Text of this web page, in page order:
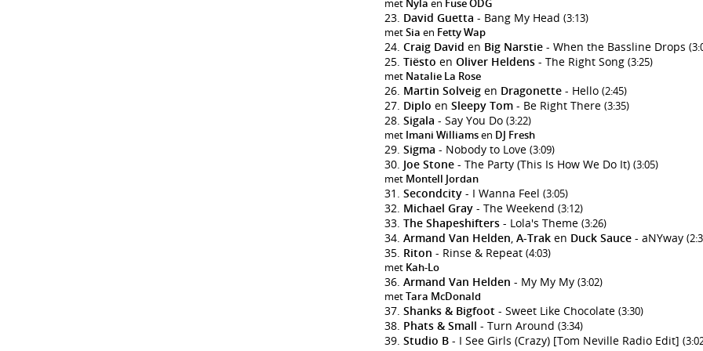
met Nyla en Fuse ODG
David Guetta - Bang My Head (3:13)
metSia en Fetty Wap
Craig David en Big Narstie - When the Bassline Drops
Tiësto en Oliver Heldens - The Right Song (3:25)
met Natalie La Rose
Martin Solveig en Dragonette - Hello (2:45)
Diplo en Sleepy Tom - Be Right There (3:35)
Sigala - Say You Do (3:22)
met Imani Williamsen DJ Fresh
Sigma - Nobody to Love (3:09)
Joe Stone - The Party (This Is How We Do It) (3:05)
met Montell Jordan
Secondcity - I Wanna Feel (3:05)
Michael Gray - The Weekend (3:12)
The Shapeshifters - Lola's Theme (3:26)
Armand Van Helden, A-Trak en Duck Sauce - aNYway
Riton - Rinse & Repeat (4:03)
met Kah-Lo
Armand Van Helden - My My My (3:02)
metTara McDonald
Shanks & Bigfoot - Sweet Like Chocolate (3:30)
Phats & Small - Turn Around (3:34)
Studio B - I See Girls (Crazy) [Tom Neville Radio Edit]